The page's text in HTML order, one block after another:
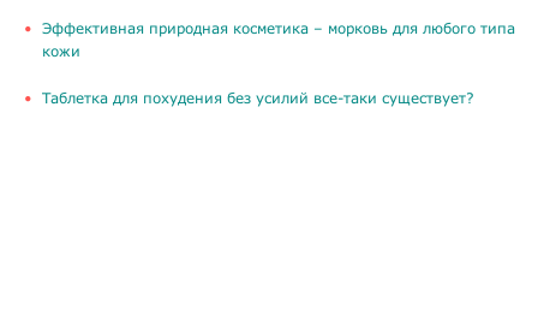
​Эффективная природная косметика – морковь для любого типа
кожи
Таблетка для похудения без усилий все-таки существует?